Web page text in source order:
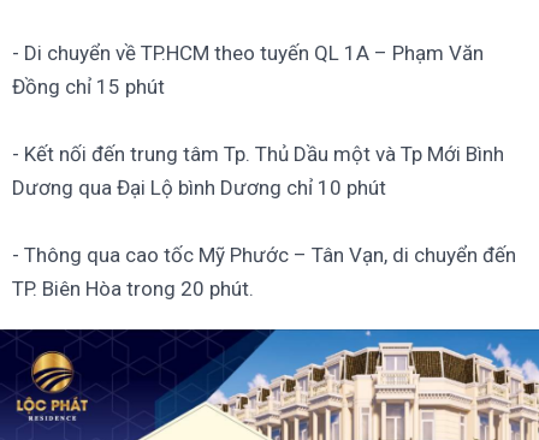
- Di chuyển về TP.HCM theo tuyến QL 1A – Phạm Văn
Đồng chỉ 15 phút
- Kết nối đến trung tâm Tp. Thủ Dầu một và Tp Mới Bình
Dương qua Đại Lộ bình Dương chỉ 10 phút
- Thông qua cao tốc Mỹ Phước – Tân Vạn, di chuyển đến
TP. Biên Hòa trong 20 phút.